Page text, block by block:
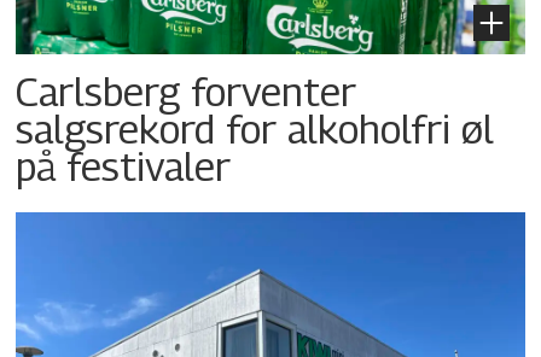
Carlsberg forventer
salgsrekord for alkoholfri øl
på festivaler